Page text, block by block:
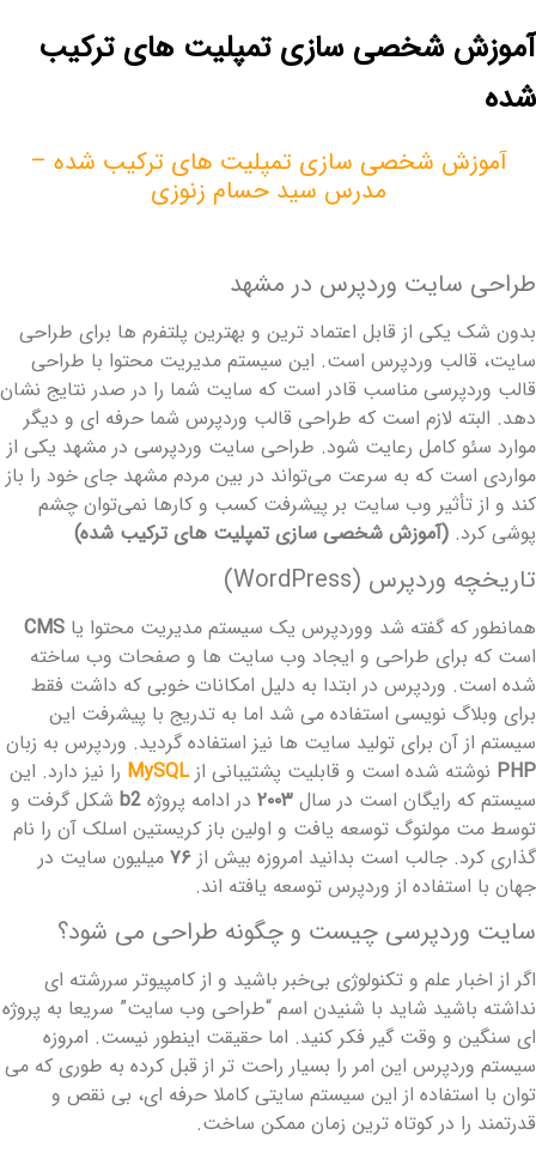
آموزش شخصی سازی تمپلیت های ترکیب
شده
آموزش شخصی سازی تمپلیت های ترکیب شده –
مدرس سید حسام زنوزی
طراحی سایت وردپرس در مشهد
بدون شک یکی از قابل اعتماد ترین و بهترین پلتفرم ‌ها برای طراحی
سایت، قالب وردپرس است. این سیستم مدیریت محتوا با طراحی
قالب وردپرسی مناسب قادر است که سایت شما را در صدر نتایج نشان
دهد. البته لازم است که طراحی قالب وردپرس شما حرفه ای و دیگر
موارد سئو کامل رعایت شود. طراحی سایت وردپرسی در مشهد یکی از
مواردی است که به‌ سرعت می‌تواند در بین مردم مشهد جای خود را باز
کند و از تأثیر وب‌ سایت بر پیشرفت کسب و کارها نمی‌توان چشم
‌پوشی کرد. (آموزش شخصی سازی تمپلیت های ترکیب شده)
تاریخچه‌ وردپرس (WordPress)
همانطور که گفته شد ووردپرس یک سیستم مدیریت محتوا یا CMS
است که برای طراحی و ایجاد وب‌ سایت ‌ها و صفحات وب ساخته
شده ‌است. وردپرس در ابتدا به دلیل امکانات خوبی که داشت فقط
برای وبلاگ‌ نویسی استفاده می ‌شد اما به ‌تدریج با پیشرفت این
سیستم از آن برای تولید سایت‌ ها نیز استفاده گردید. وردپرس به زبان
PHP نوشته شده است و قابلیت پشتیبانی از MySQL را نیز دارد. این
سیستم که رایگان است در سال ۲۰۰۳در ادامه‌ پروژه‌ b2شکل گرفت و
توسط مت مولنوگ توسعه یافت و اولین باز کریستین اسلک آن را نام
‌گذاری کرد. جالب است بدانید امروزه بیش از ۷۶میلیون سایت در
جهان با استفاده از وردپرس توسعه یافته ‌اند.
سایت وردپرسی چیست و چگونه طراحی می شود؟
اگر از اخبار علم و تکنولوژی بی‌خبر باشید و از کامپیوتر سررشته ای
نداشته باشید شاید با شنیدن اسم “طراحی وب ‌سایت” سریعا به پروژه
‌ای سنگین و وقت ‌گیر فکر کنید. اما حقیقت اینطور نیست. امروزه
سیستم وردپرس این امر را بسیار راحت‌ تر از قبل کرده به ‌طوری که می
‌توان با استفاده از این سیستم سایتی کاملا حرفه ‌ای، بی‌ نقص و
قدرتمند را در کوتاه ‌ترین زمان ممکن ساخت.